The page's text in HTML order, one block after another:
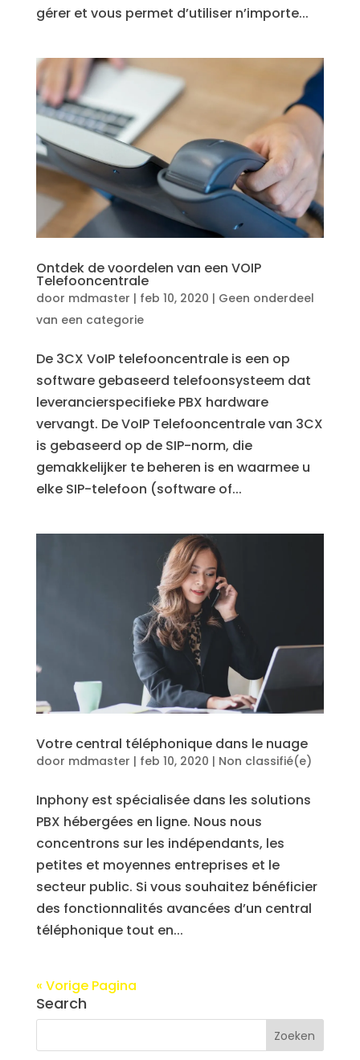
gérer et vous permet d’utiliser n’importe...
Ontdek de voordelen van een VOIP
Telefooncentrale
door mdmaster | feb 10, 2020 | Geen onderdeel
van een categorie
De 3CX VoIP telefooncentrale is een op
software gebaseerd telefoonsysteem dat
leverancierspecifieke PBX hardware
vervangt. De VoIP Telefooncentrale van 3CX
is gebaseerd op de SIP-norm, die
gemakkelijker te beheren is en waarmee u
elke SIP-telefoon (software of...
Votre central téléphonique dans le nuage
door mdmaster | feb 10, 2020 | Non classifié(e)
Inphony est spécialisée dans les solutions
PBX hébergées en ligne. Nous nous
concentrons sur les indépendants, les
petites et moyennes entreprises et le
secteur public. Si vous souhaitez bénéficier
des fonctionnalités avancées d’un central
téléphonique tout en...
« Vorige Pagina
Search